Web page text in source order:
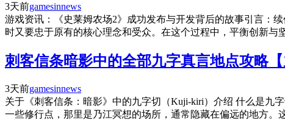
3天前gamesinnews
游戏资讯：《史莱姆农场2》成功发布与开发背后的故事引言：
时又要忠于原有的核心理念和受众。在这个过程中，平衡创新与
刺客信条暗影中的全部九字真言地点攻略【
3天前gamesinnews
关于《刺客信条：暗影》中的九字切（Kuji-kiri）介绍 什么是九
一些修行点，那里是乃江冥想的场所，通常隐藏在偏远的地方